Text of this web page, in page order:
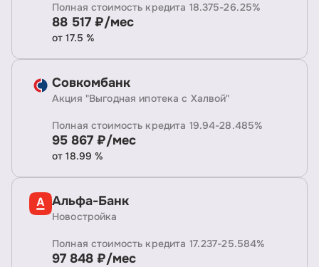
Полная стоимость кредита 18.375-26.25%
88 517 ₽/мес
от 17.5 %
Совкомбанк
Акция "Выгодная ипотека с Халвой"
Полная стоимость кредита 19.94-28.485%
95 867 ₽/мес
от 18.99 %
Альфа-Банк
Новостройка
Полная стоимость кредита 17.237-25.584%
97 848 ₽/мес